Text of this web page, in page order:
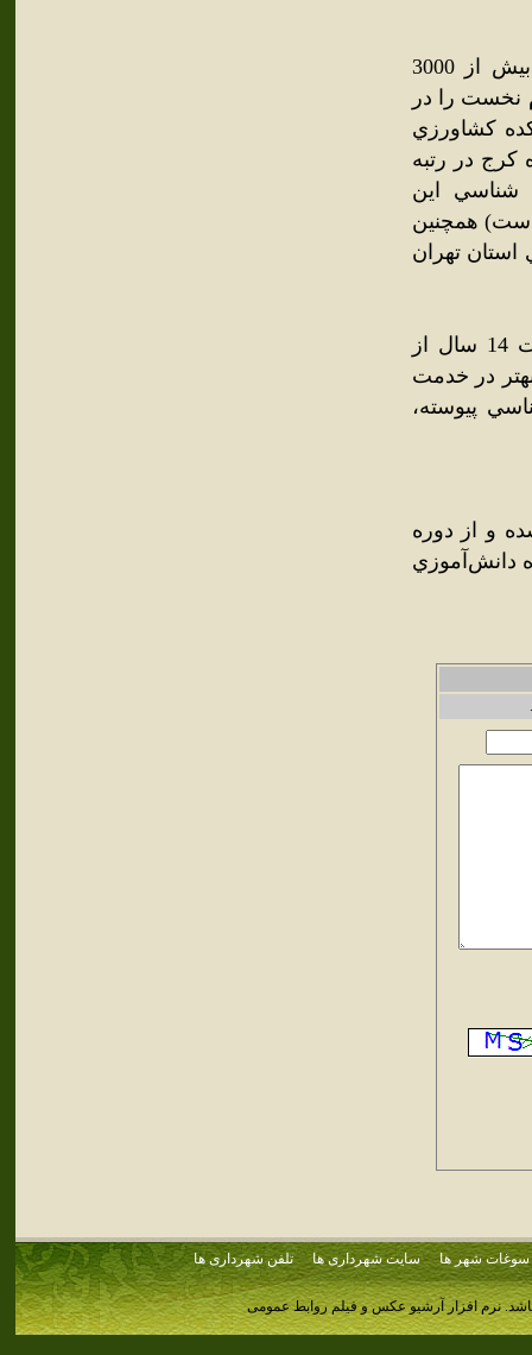
دانشکده زبان و ادبيات انگليسي اين واحد آموزشي با دارا بودن بيش از 3000
نخست را در
کشاورزي
کرج در رتبه
شناسي اين
همچنين
استان تهران
دانشکده کامپيوتر دانشگاه آزاد اسلامي واحد رودهن پس از گذشت 14 سال از
در خدمت
پيوسته،
و از دوره
دانش‌آموزي
سوغات شهر ها سایت شهرداری ها تلفن شهرداری ها
نرم افزار آرشیو عکس و فیلم روابط عمومی